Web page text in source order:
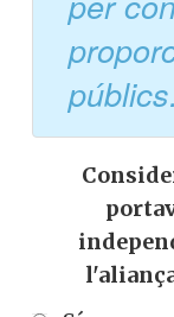
no
un
per
la